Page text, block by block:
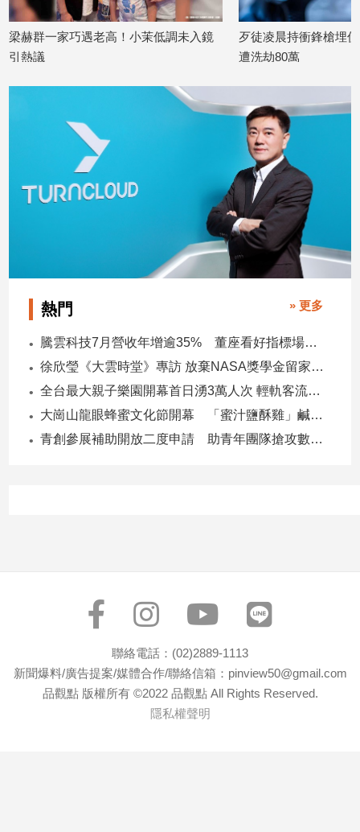
理
消
費
藝
術
影
推
遊
運
赫群一家巧遇老高！小茉低調未入鏡
熱議
歹徒凌晨持衝鋒槍埋伏
遭洗劫80萬
熱門 » 更多
騰雲科技7月營收年增逾35% 董座看好指標場域複製動能
徐欣瑩《大雲時堂》專訪 放棄NASA獎學金留家鄉 主張雙AI治縣讓城市更科技更有愛
全台最大親子樂園開幕首日湧3萬人次 輕軌客流增20倍
大崗山龍眼蜂蜜文化節開幕 「蜜汁鹽酥雞」鹹甜跨界搶話題
青創參展補助開放二度申請 助青年團隊搶攻數位轉型商機
聯絡電話：(02)2889-1113
新聞爆料/廣告提案/媒體合作/聯絡信箱：pinview50@gmail.com
品觀點 版權所有 ©2022 品觀點 All Rights Reserved.
隱私權聲明